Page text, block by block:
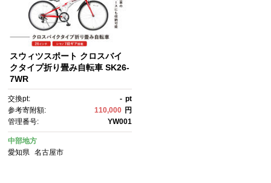
スウィツスポート クロスバイ
クタイプ折り畳み自転車 SK26-
7WR
交換pt: - pt
参考寄附額:
110,000 円
管理番号:
YW001
中部地方
愛知県
名古屋市